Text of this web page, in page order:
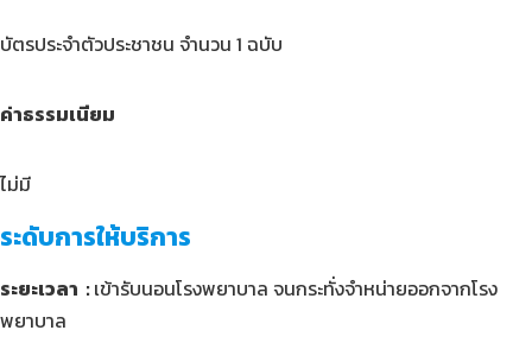
บัตรประจำตัวประชาชน จำนวน 1 ฉบับ
ค่าธรรมเนียม
ไม่มี
ระดับการให้บริการ
ระยะเวลา :เข้ารับนอนโรงพยาบาล จนกระทั่งจำหน่ายออกจากโรง
พยาบาล